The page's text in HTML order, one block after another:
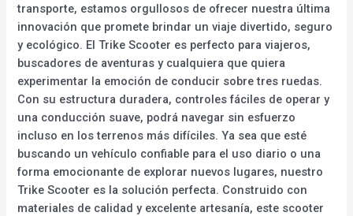
transporte, estamos orgullosos de ofrecer nuestra última
innovación que promete brindar un viaje divertido, seguro
y ecológico. El Trike Scooter es perfecto para viajeros,
buscadores de aventuras y cualquiera que quiera
experimentar la emoción de conducir sobre tres ruedas.
Con su estructura duradera, controles fáciles de operar y
una conducción suave, podrá navegar sin esfuerzo
incluso en los terrenos más difíciles. Ya sea que esté
buscando un vehículo confiable para el uso diario o una
forma emocionante de explorar nuevos lugares, nuestro
Trike Scooter es la solución perfecta. Construido con
materiales de calidad y excelente artesanía, este scooter